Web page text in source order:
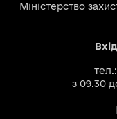
Міністерство
з 09.30